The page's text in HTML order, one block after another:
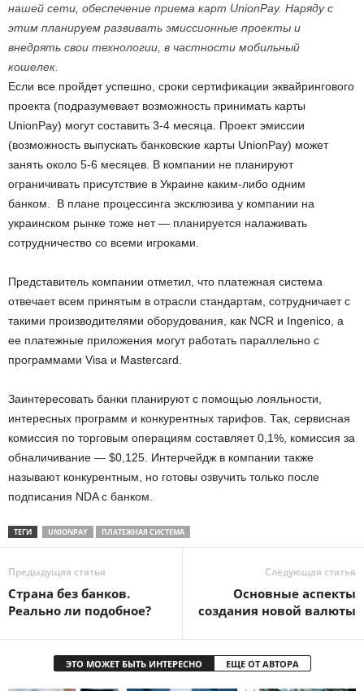
нашей сети, обеспечение приема карт UnionPay. Наряду с
этим планируем развивать эмиссионные проекты и
внедрять свои технологии, в частности мобильный
кошелек.
Если все пройдет успешно, сроки сертификации эквайрингового
проекта (подразумевает возможность принимать карты
UnionPay) могут составить 3-4 месяца. Проект эмиссии
(возможность выпускать банковские карты UnionPay) может
занять около 5-6 месяцев. В компании не планируют
ограничивать присутствие в Украине каким-либо одним
банком. В плане процессинга эксклюзива у компании на
украинском рынке тоже нет — планируется налаживать
сотрудничество со всеми игроками.
Представитель компании отметил, что платежная система
отвечает всем принятым в отрасли стандартам, сотрудничает с
такими производителями оборудования, как NCR и Ingenico, а
ее платежные приложения могут работать параллельно с
программами Visa и Mastercard.
Заинтересовать банки планируют с помощью лояльности,
интересных программ и конкурентных тарифов. Так, сервисная
комиссия по торговым операциям составляет 0,1%, комиссия за
обналичивание — $0,125. Интерчейдж в компании также
называют конкурентным, но готовы озвучить только после
подписания NDA с банком.
ТЕГИ UNIONPAY ПЛАТЕЖНАЯ СИСТЕМА
Предыдущая статья
Страна без банков.
Реально ли подобное?
Следующая статья
Основные аспекты
создания новой валюты
ЭТО МОЖЕТ БЫТЬ ИНТЕРЕСНО ЕЩЕ ОТ АВТОРА